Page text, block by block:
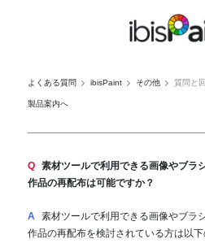
よくある質問 ibisPaint その他 質問と
製品案内へ
Q 素材ツールで利用できる画像やブラ
作品の再配布は可能ですか？
A
素材ツールで利用できる画像やブラ
作品の再配布を検討されている方は以